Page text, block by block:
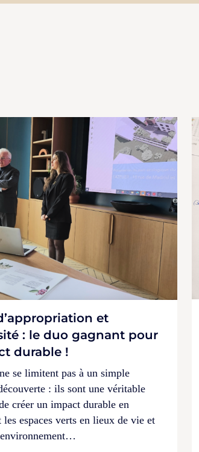
et
: le duo gagnant pour
durable !
se limitent pas à un simple
: ils sont une véritable
créer un impact durable en
les espaces verts en lieux de vie et